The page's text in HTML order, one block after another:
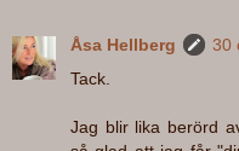
Åsa Hellberg
30
Tack.
Jag blir lika berörd